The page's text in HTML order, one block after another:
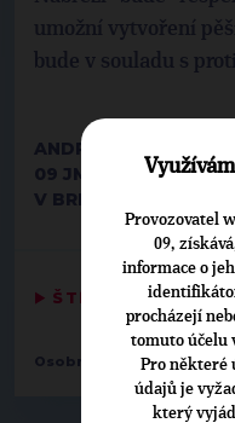
umožní vytvoření
bude v souladu s
ANDREA
09 JMK
V BRNĚ DNE 19.
▶ ŠTÍTKY
Osobnosti: Jindřich Cinka
Provozovatel
09,
informace o
procházejí
tomuto účelu
Pro některé
údajů je
který